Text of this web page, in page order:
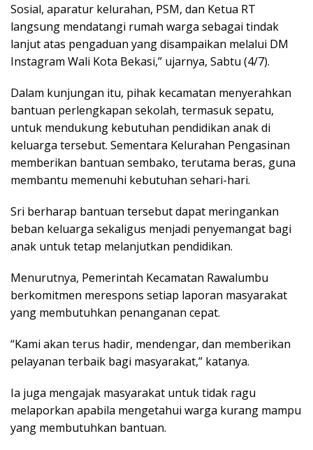
Sosial, aparatur kelurahan, PSM, dan Ketua RT
langsung mendatangi rumah warga sebagai tindak
lanjut atas pengaduan yang disampaikan melalui DM
Instagram Wali Kota Bekasi,” ujarnya, Sabtu (4/7).
Dalam kunjungan itu, pihak kecamatan menyerahkan
bantuan perlengkapan sekolah, termasuk sepatu,
untuk mendukung kebutuhan pendidikan anak di
keluarga tersebut. Sementara Kelurahan Pengasinan
memberikan bantuan sembako, terutama beras, guna
membantu memenuhi kebutuhan sehari-hari.
Sri berharap bantuan tersebut dapat meringankan
beban keluarga sekaligus menjadi penyemangat bagi
anak untuk tetap melanjutkan pendidikan.
Menurutnya, Pemerintah Kecamatan Rawalumbu
berkomitmen merespons setiap laporan masyarakat
yang membutuhkan penanganan cepat.
“Kami akan terus hadir, mendengar, dan memberikan
pelayanan terbaik bagi masyarakat,” katanya.
Ia juga mengajak masyarakat untuk tidak ragu
melaporkan apabila mengetahui warga kurang mampu
yang membutuhkan bantuan.